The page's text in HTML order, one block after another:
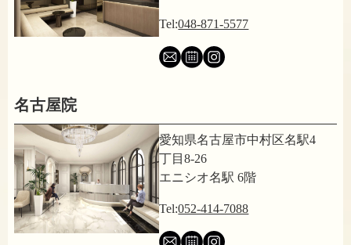
Tel:048-871-5577
名古屋院
愛知県名古屋市中村区名駅4
丁目8-26
エニシオ名駅 6階
Tel:052-414-7088